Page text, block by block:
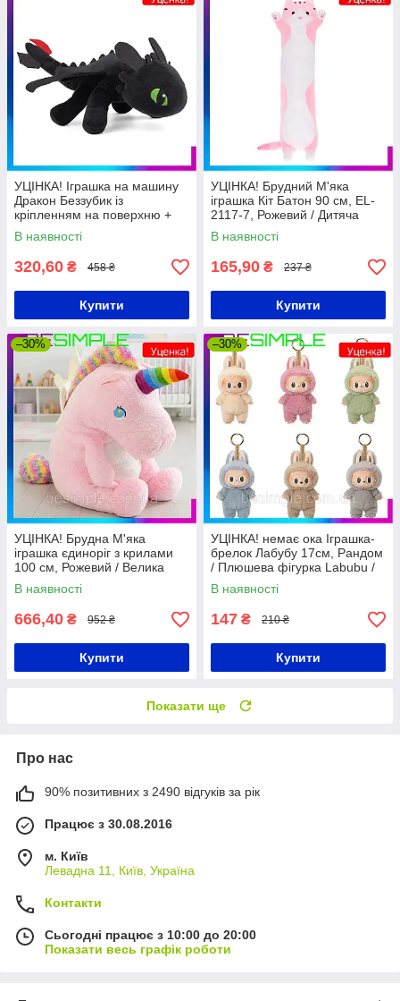
УЦІНКА! Іграшка на машину
Дракон Беззубик із
кріпленням на поверхню +
для підвішування / М'яка
іграшка з присоскою
В наявності
320,60 ₴ 458 ₴
Купити
УЦІНКА! Брудний М'яка
іграшка Кіт Батон 90 см, EL-
2117-7, Рожевий / Дитяча
іграшка обіймашка довгий кіт
В наявності
165,90 ₴ 237 ₴
Купити
–30%
УЦІНКА! Брудна М'яка
іграшка єдиноріг з крилами
100 см, Рожевий / Велика
м'яка іграшка для дітей /
Дитяча плюшева іграшка
В наявності
666,40 ₴ 952 ₴
Купити
–30%
УЦІНКА! немає ока Іграшка-
брелок Лабубу 17см, Рандом
/ Плюшева фігурка Labubu /
М'яка іграшка сюрприз
лабубу
В наявності
147 ₴ 210 ₴
Купити
Показати ще
Про нас
90% позитивних з 2490 відгуків за рік
Працює з 30.08.2016
м. Київ
Левадна 11, Київ, Україна
Контакти
Сьогодні працює з 10:00 до 20:00
Показати весь графік роботи